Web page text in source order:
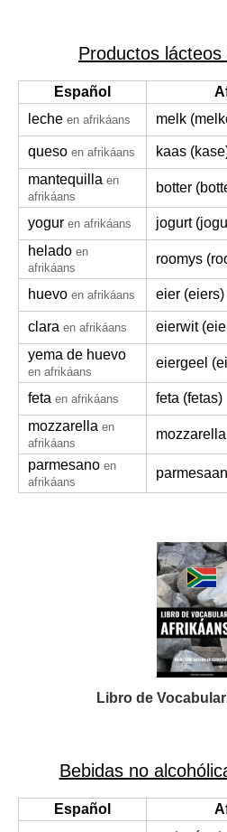
Productos
Español
leche en afrikáans melk
queso en afrikáans
kaas
mantequilla en
afrikáans
botter
yogur en afrikáans
jogurt
helado en
afrikáans
roomys
huevo en afrikáans eier (eiers)
clara en afrikáans
eierwit
yema de huevo
en afrikáans
eiergeel
feta en afrikáans
feta (fetas)
mozzarella en
afrikáans
parmesano en
afrikáans
Libro de
Bebidas no
Español